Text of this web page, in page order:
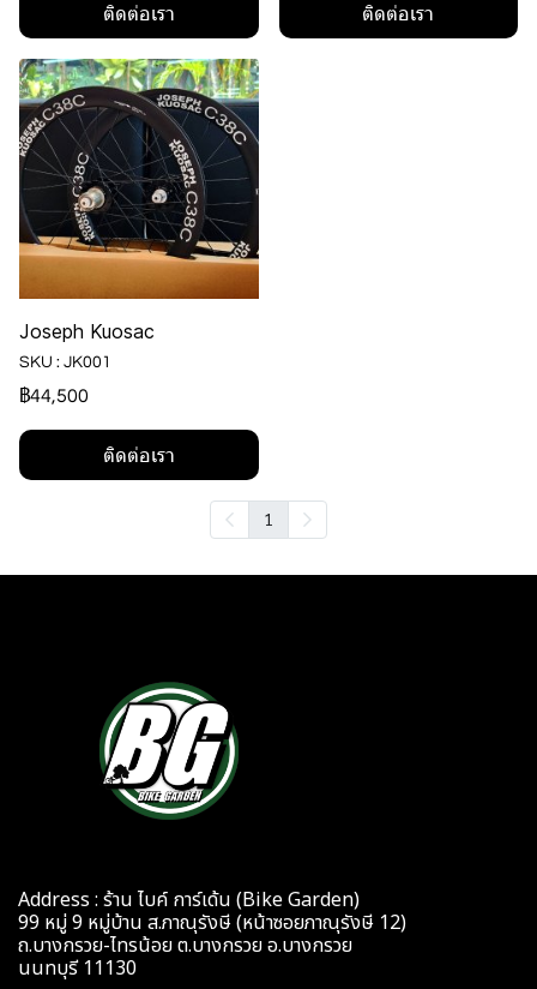
ติดต่อเรา ติดต่อเรา
Joseph Kuosac
SKU : JK001
฿44,500
ติดต่อเรา
1
Address : ร้าน ไบค์ การ์เด้น (Bike Garden)
99 หมู่ 9 หมู่บ้าน ส.ภาณุรังษี (หน้าซอยภาณุรังษี 12)
ถ.บางกรวย-ไทรน้อย ต.บางกรวย อ.บางกรวย
นนทบุรี 11130